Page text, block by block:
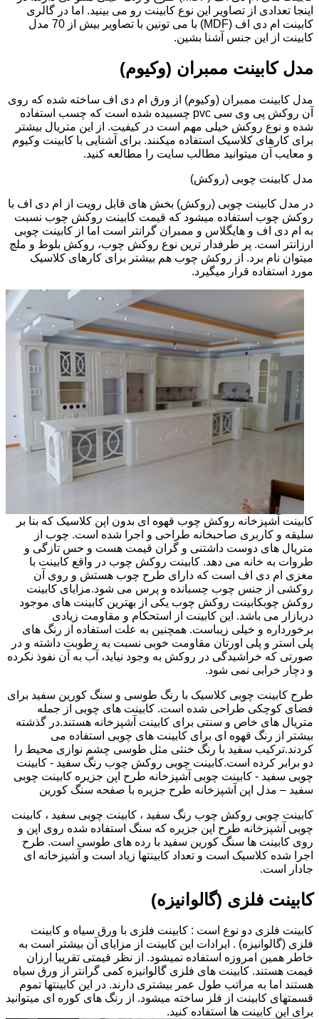
اینجا تعدادی از تصاویر این نوع کابینت رو می بینید. اما در گالری
کابینت ام دی اف (MDF) با می تونین با تصاویر بیش از 70 مدل
کابینت از این جنس آشنا بشین.
مدل کابینت ممبران (وکیوم)
مدل کابینت ممبران (وکیوم) از ورق ام دی اف ساخته شده که روی
آن روکش پی وی سی pvc چسبیده شده است که چسب استفاده
شده و نوع روکش خیلی مهم است در کیفیت. از این متریال بیشتر
برای کارهای کلاسیک استفاده میکنند. برای آشنایی با کابینت وکیوم
و معایب آن میتوانید مطالب سایت را مطالعه کنید.
مدل کابینت چوبی (روکش)
در مدل کابینت چوبی (روکش) بخش های قابل رویت از ام دی اف با
روکش چوب استفاده میشود که قیمت کابینت روکش چوب نسبت
به ام دی اف و هایگلاس و ممبران گرانتر است اما از کابینت چوبی
ارزانتر است. پر طرفدار ترین نوع روکش چوب، روکش بلوط و ملچ
میتوان نام برد. از روکش چوب هم بیشتر برای کارهای کلاسیک
مورد استفاده قرار میگیرد.
کابینت آشپزخانه روکش چوب قهوه ای بدون اپن کلاسیک که بنا بر
سلیقه و کاربری صاحبخانه طراحی و اجرا شده است. چوب از
متریال های دوست داشتنی و گران قیمت هست و حس تازگی و
طروات به خانه می دهد. کابینت روکش چوب در واقع کابینت با
مغزی ام دی اف است که دارای طرح چوب هستش و روی آن
روکشی از جنس چوب چسبانده و پرس می شود.مزایای کابینت
روکش چوبکابینت روکش چوب یکی از بهترین کابینت های موجود
دربازار می باشد. این کابینت از استحکام و مقاومت زیادی
برخورداره و خیلی زیباست. همچنین به علت استفاده از رنگ های
پلی استر و پلی اورتان مقاومت خوبی نسبت به رطوبت داشته و در
صورتی که خراشیدگی در روکش به وجود نیاید، آب به آن نفوذ نکرده
و دچار خرابی نمی شود.
طرح کابینت چوبی کلاسیک با رنگ طوسی و سنگ کورین سفید برای
فضای کوچکی طراحی شده است. کابینت های چوبی از جمله
متریال های خاص و سنتی برای کابینت آشپزخانه هستند.در گذشته
بیشتر از رنگ قهوه ای برای کابینت های چوبی استفاده می
کردند.ترکیب سفید با رنگ خنثی مثل طوسی چشم نوازی محیط را
دو برابر کرده است.کابینت چوبی روکش چوب رنگ سفید - کابینت
چوبی سفید - کابینت چوبی آشپزخانه طرح اپن جزیره کابینت چوبی
سفید – مدل اپن آشپزخانه طرح جزیره با صفحه سنگ کورین
کابینت چوبی روکش چوب رنگ سفید ، کابینت چوبی سفید ، کابینت
چوبی آشپزخانه طرح اپن جزیره که سنگ استفاده شده روی اپن و
روی کابینت ها سنگ کورین سفید با رده های طوسی است. طرح
اجرا شده کلاسیک است و تعداد کابینتها زیاد است و آشپزخانه ای
جادار است.
کابینت فلزی (گالوانیزه)
کابینت فلزی دو نوع است : کابینت فلزی با ورق سیاه و کابینت
فلزی (گالوانیزه) . ایرادات این کابینت از مزایای آن بیشتر است به
خاطر همین امروزه استفاده نمیشود. از نظر قیمتی تقریبا ارزان
قیمت هستند. کابینت های فلزی گالوانیزه کمی گرانتر از ورق سیاه
هستند اما به مراتب طول عمر بیشتری دارند. در این کابینتها تموم
قسمتهای کابینت از فلز ساخته میشود. از رنگ های کوره ای میتوانید
برای این کابینت ها استفاده کنید.